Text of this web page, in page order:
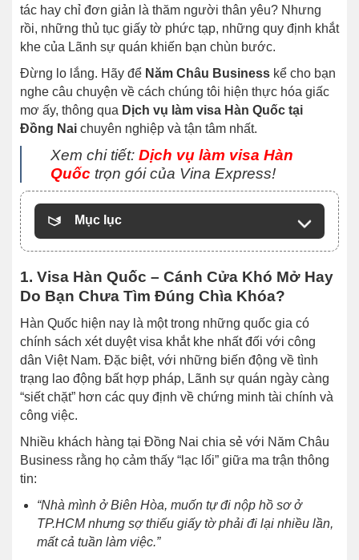
tác hay chỉ đơn giản là thăm người thân yêu? Nhưng
rồi, những thủ tục giấy tờ phức tạp, những quy định khắt
khe của Lãnh sự quán khiến bạn chùn bước.
Đừng lo lắng. Hãy để Năm Châu Business kể cho bạn
nghe câu chuyện về cách chúng tôi hiện thực hóa giấc
mơ ấy, thông qua Dịch vụ làm visa Hàn Quốc tại
Đồng Nai chuyên nghiệp và tận tâm nhất.
Xem chi tiết: Dịch vụ làm visa Hàn
Quốc trọn gói của Vina Express!
Mục lục
1. Visa Hàn Quốc – Cánh Cửa Khó Mở Hay
Do Bạn Chưa Tìm Đúng Chìa Khóa?
Hàn Quốc hiện nay là một trong những quốc gia có
chính sách xét duyệt visa khắt khe nhất đối với công
dân Việt Nam. Đặc biệt, với những biến động về tình
trạng lao động bất hợp pháp, Lãnh sự quán ngày càng
“siết chặt” hơn các quy định về chứng minh tài chính và
công việc.
Nhiều khách hàng tại Đồng Nai chia sẻ với Năm Châu
Business rằng họ cảm thấy “lạc lối” giữa ma trận thông
tin:
“Nhà mình ở Biên Hòa, muốn tự đi nộp hồ sơ ở
TP.HCM nhưng sợ thiếu giấy tờ phải đi lại nhiều lần,
mất cả tuần làm việc.”